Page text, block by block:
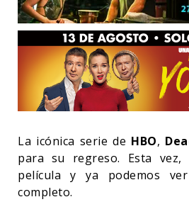
La icónica serie de HBO,
para su regreso. Esta
película y ya podemos
completo.